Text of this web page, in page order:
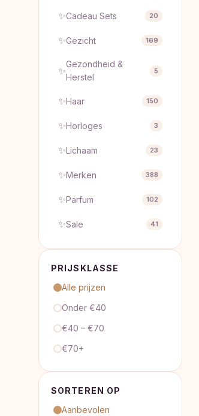
✨Cadeau Sets 20
✨Gezicht 169
✨
Gezondheid &
Herstel
5
✨Haar 150
✨Horloges 3
✨Lichaam 23
✨Merken 388
✨Parfum 102
✨Sale 41
PRIJSKLASSE
Alle prijzen
Onder €40
€40 – €70
€70+
SORTEREN OP
Aanbevolen